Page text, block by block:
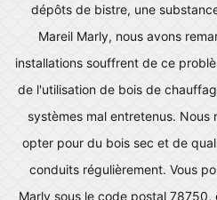
dépôts de bistre, une
Mareil Marly, nous avons
installations souffrent de ce
de l'utilisation de bois de
systèmes mal entretenus. Nous
opter pour du bois sec et de
conduits régulièrement. Vous
Marly sous le code postal 78750,